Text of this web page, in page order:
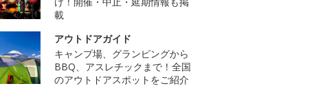
載
アウトドアガイド
キャンプ場、グランピングから
BBQ、アスレチックまで！全国
のアウトドアスポットをご紹介